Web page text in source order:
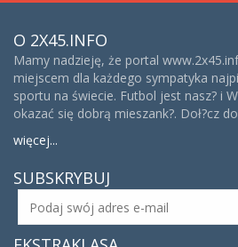
O 2X45.INFO
Mamy nadzieję, że portal
miejscem dla każdego sympatyka
sportu na świecie. Futbol jest nasz? i
okazać się dobrą mieszank?. Doł?cz
więcej...
SUBSKRYBUJ